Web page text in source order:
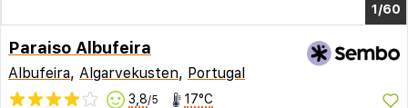
1/55
Paraiso Albufeira
Albufeira, Algarvekusten, Portugal
3,8/5 17°C